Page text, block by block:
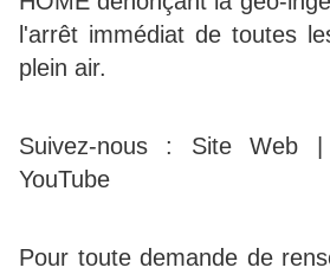
l'arrêt immédiat de toutes
plein air.
Suivez-nous : Site Web
YouTube
Pour toute demande de